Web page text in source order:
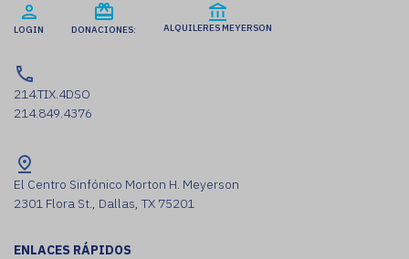
LOGIN DONACIONES: ALQUILERES MEYERSON
214.TIX.4DSO
214.849.4376
El Centro Sinfónico Morton H. Meyerson
2301 Flora St., Dallas, TX 75201
ENLACES RÁPIDOS